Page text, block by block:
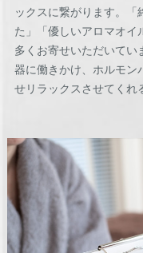
ックスに繋がります。「
た」「優しいアロマオイ
多くお寄せいただいてい
器に働きかけ、ホルモン
せリラックスさせてくれ